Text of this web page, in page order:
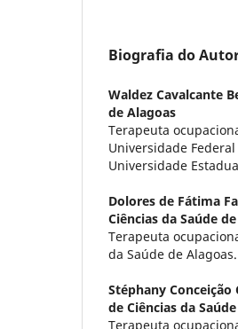
Biografia do
Waldez Cavalcante
de Alagoas
Terapeuta
Universidade
Universidade
Dolores de Fátima
Ciências da Saúde
Terapeuta
da Saúde de Alagoas.
Stéphany Conceição
de Ciências da
Terapeuta